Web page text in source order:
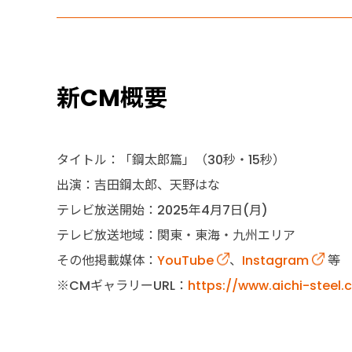
新CM概要
タイトル：「鋼太郎篇」（30秒・15秒）
出演：吉田鋼太郎、天野はな
テレビ放送開始：2025年4月7日(月)
テレビ放送地域：関東・東海・九州エリア
その他掲載媒体： YouTube 、 Instagram
等
※CMギャラリーURL： https://www.aichi-